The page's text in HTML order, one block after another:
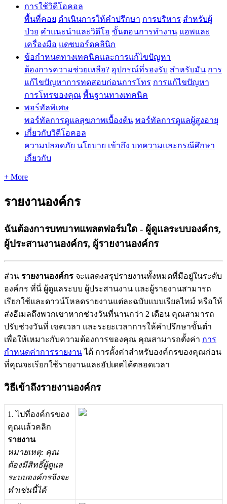
การใช้วิดีโอคอล
พื้นที่คอย ดำเนินการให้คำปรึกษา การบริหาร สำหรับผู้
ป่วย คำแนะนำและวิดีโอ ขั้นตอนการทำงาน แอพและ
เครื่องมือ แดชบอร์ดคลินิก
ข้อกำหนดทางเทคนิคและการแก้ไขปัญหา
ต้องการความช่วยเหลือ? อุปกรณ์ที่รองรับ สำหรับมัน การ
แก้ไขปัญหาการทดสอบก่อนการโทร การแก้ไขปัญหา
การโทรของคุณ พื้นฐานทางเทคนิค
พอร์ทัลพิเศษ
พอร์ทัลการดูแลสุขภาพเบื้องต้น พอร์ทัลการดูแลผู้สูงอายุ
เกี่ยวกับวิดีโอคอล
ความปลอดภัย นโยบาย เข้าถึง บทความและกรณีศึกษา
เกี่ยวกับ
+ More
รายงานองค์กร
ฉันต้องการบทบาทแพลตฟอร์มใด - ผู้ดูแลระบบองค์กร,
ผู้ประสานงานองค์กร, ผู้รายงานองค์กร
สวน รายงานองคกร จะแสดงสรปรายงานทงหมดทมอยในระดบ
องคกร ทน ผดแลระบบ ผประสานงาน และผรายงานสามารถ
เรยกใชและดาวนโหลดรายงานแตละฉบบแบบเรยลไทม หรอให
สงอเมลถงพวกเขาหากชวงวนทนานกวา 2 เดอน คณสามารถ
ปรบชวงวนท เขตเวลา และระยะเวลาการใหคปรกษาขนต
เพอใหเหมาะกบความตองการของคณ คณสามารถตงคา การ
กหนดคาการรายงาน ได การตงคาสหรบองคกรของคณกอน
ทคณจะเรยกใชรายงานและอปเดตไดตลอดเวลา
วธเขาถงรายงานองคกร
1 . ไปทองคกรของ
คณแลวคลก
รายงาน
หมายเหต: คณ
ตองมสทธผดแล
ระบบองคกรจงจะ
ทเชนนได